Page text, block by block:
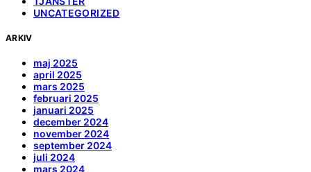
UNCATEGORIZED
ARKIV
maj 2025
april 2025
mars 2025
februari 2025
januari 2025
december 2024
november 2024
september 2024
juli 2024
mars 2024